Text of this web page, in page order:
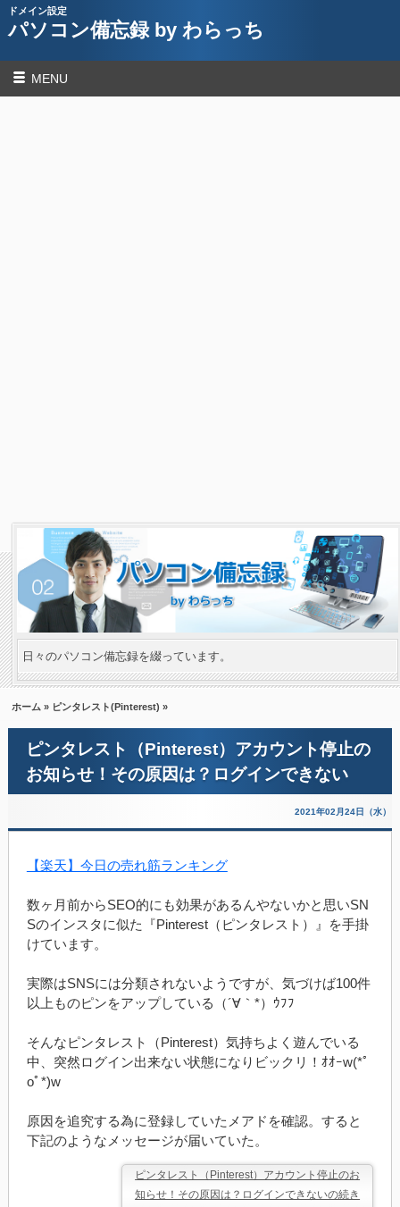
ドメイン設定
パソコン備忘録 by わらっち
MENU
日々のパソコン備忘録を綴っています。
ホーム » ピンタレスト(Pinterest) »
ピンタレスト（Pinterest）アカウント停止の
お知らせ！その原因は？ログインできない
2021年02月24日（水）
【楽天】今日の売れ筋ランキング
数ヶ月前からSEO的にも効果があるんやないかと思いSN
Sのインスタに似た『Pinterest（ピンタレスト）』を手掛
けています。
実際はSNSには分類されないようですが、気づけば100件
以上ものピンをアップしている（´∀｀*）ｳﾌﾌ
そんなピンタレスト（Pinterest）気持ちよく遊んでいる
中、突然ログイン出来ない状態になりビックリ！ｵｵｰw(*ﾟ
oﾟ*)w
原因を追究する為に登録していたメアドを確認。すると
下記のようなメッセージが届いていた。
ピンタレスト（Pinterest）アカウント停止のお
知らせ！その原因は？ログインできないの続き